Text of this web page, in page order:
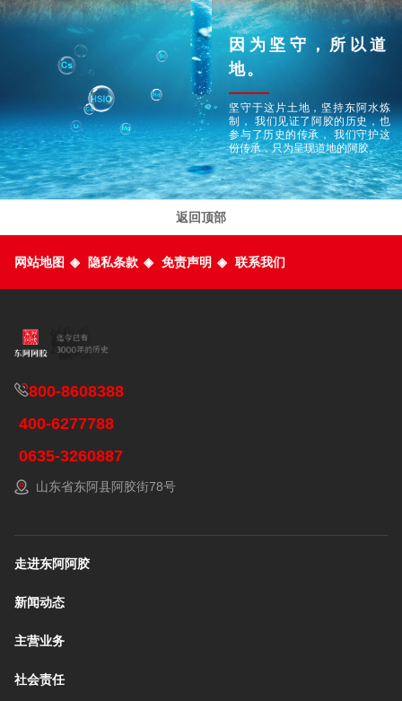
因为坚守，所以道
地。
坚守于这片土地，坚持东阿水炼
制，
我们见证了阿胶的历史，也
参与了历史的传承， 我们守护这
份传承，只为呈现道地的阿胶。
返回顶部
网站地图 ◈ 隐私条款 ◈ 免责声明 ◈ 联系我们
800-8608388
400-6277788
0635-3260887
山东省东阿县阿胶街78号
走进东阿阿胶
新闻动态
主营业务
社会责任